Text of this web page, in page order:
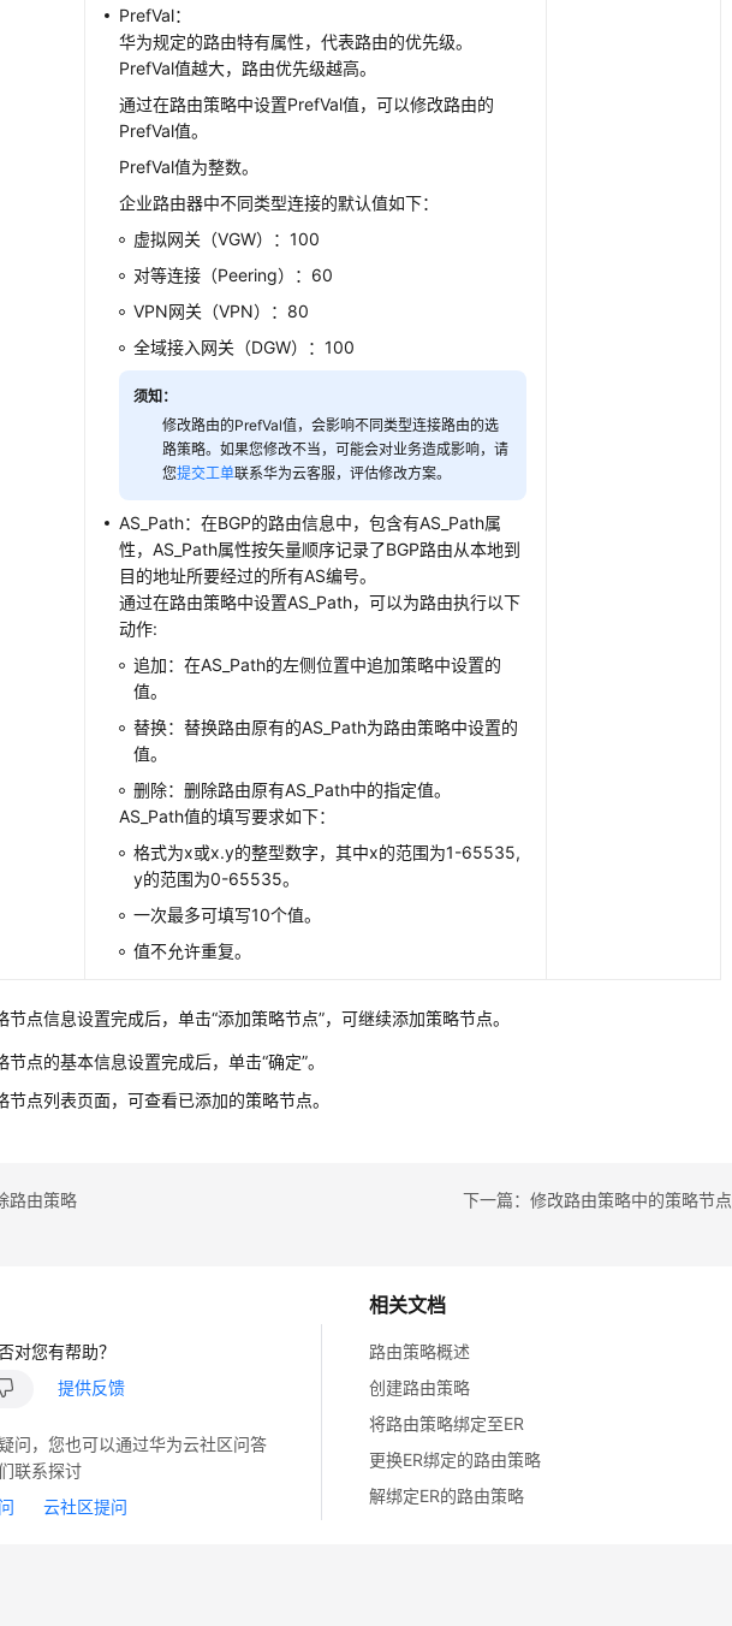
PrefVal：
华为规定的路由特有属性，代表路由的优先级。
PrefVal值越大，路由优先级越高。
通过在路由策略中设置PrefVal值，可以修改路由的
PrefVal值。
PrefVal值为整数。
企业路由器中不同类型连接的默认值如下：
虚拟网关（VGW）：100
对等连接（Peering）：60
VPN网关（VPN）：80
全域接入网关（DGW）：100
须知：
修改路由的PrefVal值，会影响不同类型连接路由的选
路策略。如果您修改不当，可能会对业务造成影响，请
您提交工单联系华为云客服，评估修改方案。
AS_Path：在BGP的路由信息中，包含有AS_Path属
性，AS_Path属性按矢量顺序记录了BGP路由从本地到
目的地址所要经过的所有AS编号。
通过在路由策略中设置AS_Path，可以为路由执行以下
动作:
追加：在AS_Path的左侧位置中追加策略中设置的
值。
替换：替换路由原有的AS_Path为路由策略中设置的
值。
删除：删除路由原有AS_Path中的指定值。
AS_Path值的填写要求如下：
格式为x或x.y的整型数字，其中x的范围为1-65535,
y的范围为0-65535。
一次最多可填写10个值。
值不允许重复。
节点信息设置完成后，单击“添加策略节点”，可继续添加策略节点。
节点的基本信息设置完成后，单击“确定”。
节点列表页面，可查看已添加的策略节点。
路由策略 下一篇：修改路由策略中的策略节点
相关文档
路由策略概述
创建路由策略
将路由策略绑定至ER
更换ER绑定的路由策略
解绑定ER的路由策略
对您有帮助？
提供反馈
问，您也可以通过华为云社区问答
联系探讨
云社区提问